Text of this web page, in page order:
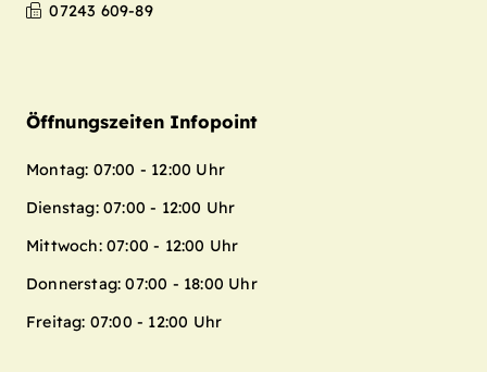
07243 609-89
Öffnungszeiten Infopoint
Montag: 07:00 - 12:00 Uhr
Dienstag: 07:00 - 12:00 Uhr
Mittwoch: 07:00 - 12:00 Uhr
Donnerstag: 07:00 - 18:00 Uhr
Freitag: 07:00 - 12:00 Uhr